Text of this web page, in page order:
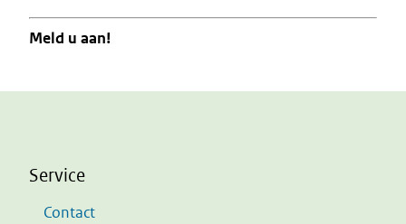
Meld u aan!
Service
Contact